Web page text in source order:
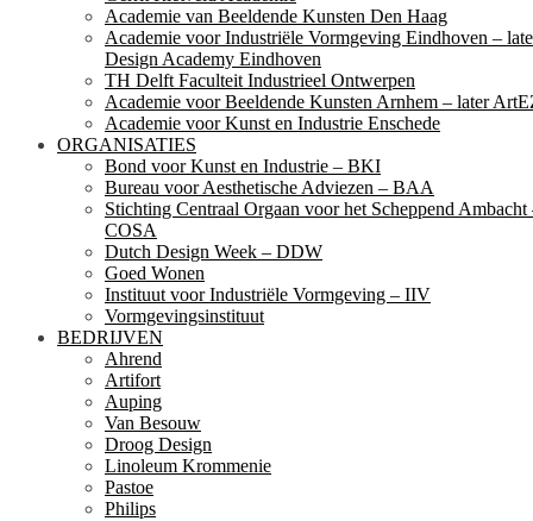
Academie van Beeldende Kunsten Den Haag
Academie voor Industriële Vormgeving Eindhoven –
Design Academy Eindhoven
TH Delft Faculteit Industrieel Ontwerpen
Academie voor Beeldende Kunsten Arnhem – later
Academie voor Kunst en Industrie Enschede
ORGANISATIES
Bond voor Kunst en Industrie – BKI
Bureau voor Aesthetische Adviezen – BAA
Stichting Centraal Orgaan voor het Scheppend Ambacht
COSA
Dutch Design Week – DDW
Goed Wonen
Instituut voor Industriële Vormgeving – IIV
Vormgevingsinstituut
BEDRIJVEN
Ahrend
Artifort
Auping
Van Besouw
Droog Design
Linoleum Krommenie
Pastoe
Philips